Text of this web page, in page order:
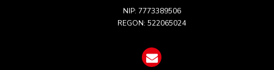
NIP: 7773389506
REGON: 522065024